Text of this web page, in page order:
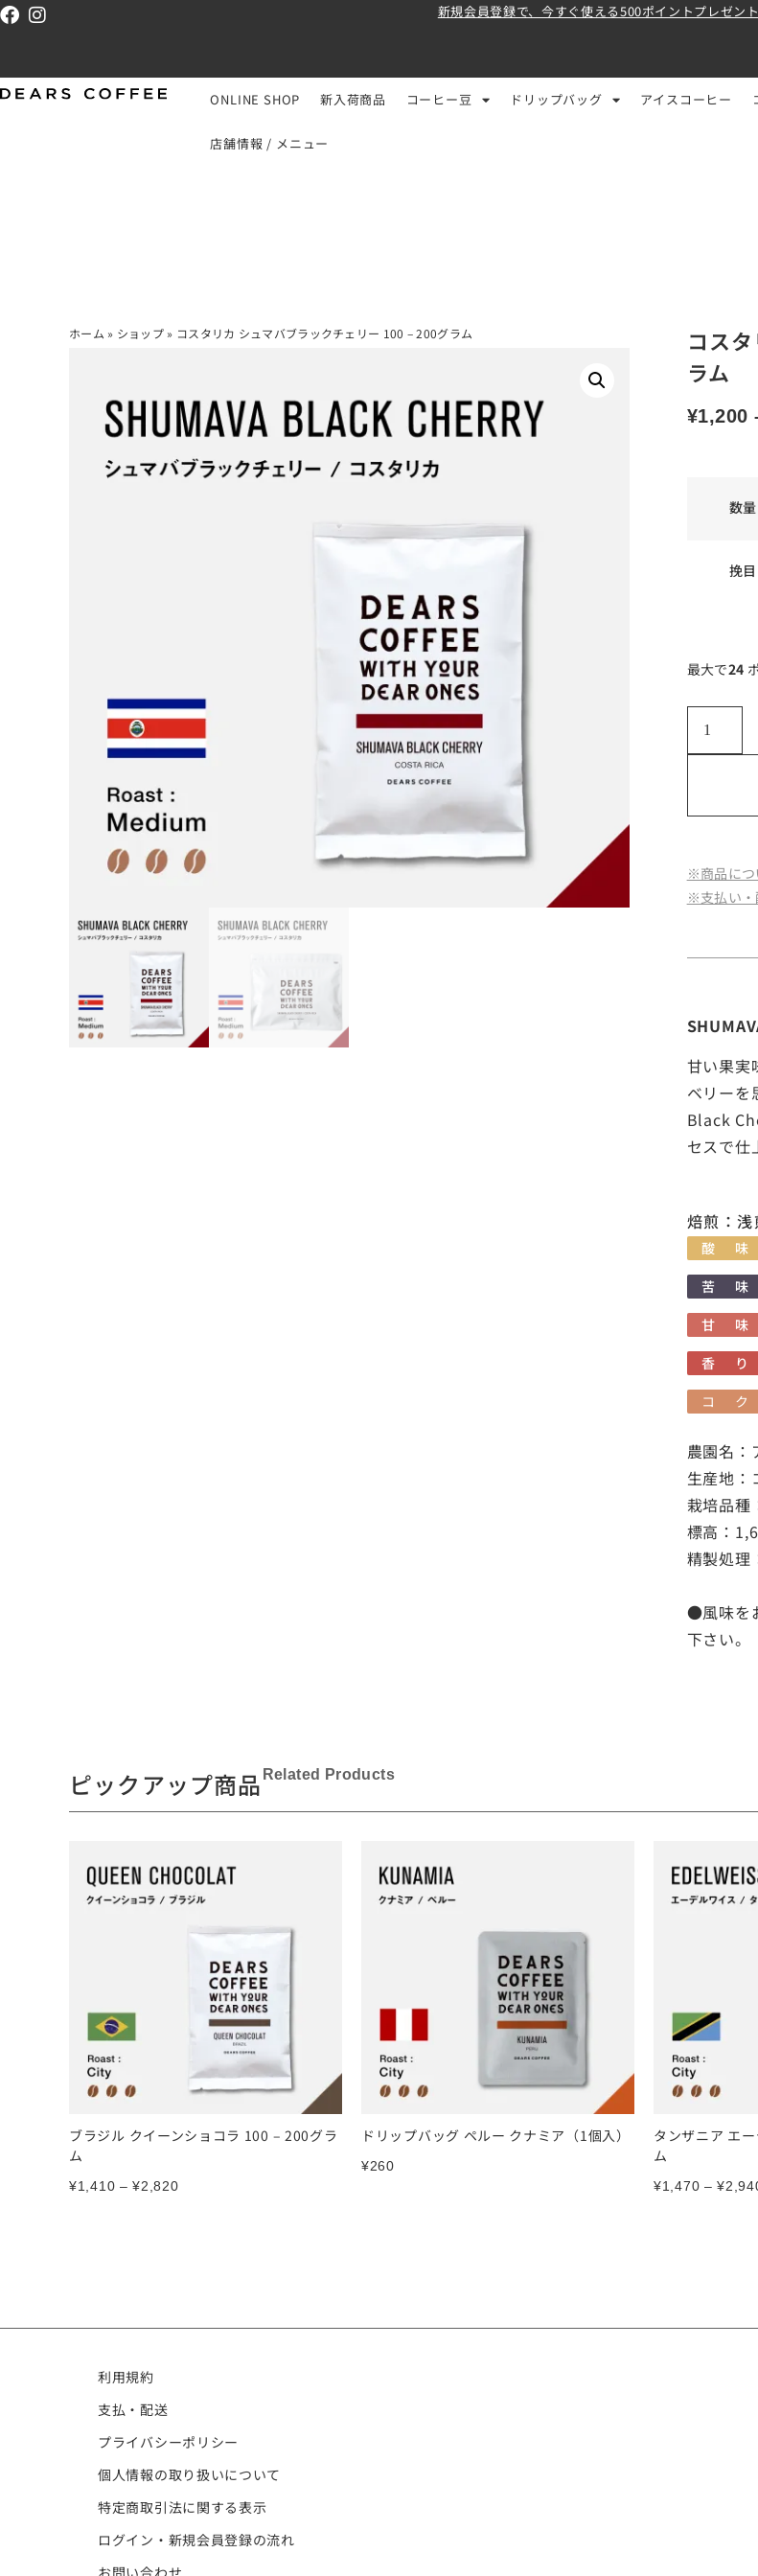
新規会員登録で、今すぐ使える500ポイントプレゼント
ONLINE SHOP 新入荷商品 コーヒー豆 ドリップバッグ アイスコーヒー
店舗情報 / メニュー
ホーム » ショップ » コスタリカ シュマバブラックチェリー 100 – 200グラム
コス
ラム
¥1,200
数量
挽目
最大で24
※商品に
※支払い
甘い果実
ベリーを
Black
セスで仕
焙煎：浅
酸味
苦味
甘味
香り
コク
農園名：
生産地：
栽培品種
標高：
精製処理
●風味を
下さい。
ピックアップ商品 Related Products
ブラジル クイーンショコラ 100 – 200グラ
ム
¥1,410 –¥2,820
ドリップバッグ ペルー クナミア（1個入）
¥260
タンザニア エ
ム
¥1,470 –¥
利用規約
支払・配送
プライバシーポリシー
個人情報の取り扱いについて
特定商取引法に関する表示
ログイン・新規会員登録の流れ